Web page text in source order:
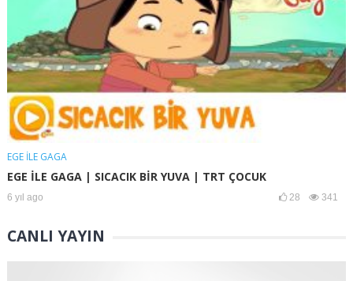
EGE İLE GAGA
EGE İLE GAGA | SICACIK BİR YUVA | TRT ÇOCUK
6 yıl ago 28 341
CANLI YAYIN